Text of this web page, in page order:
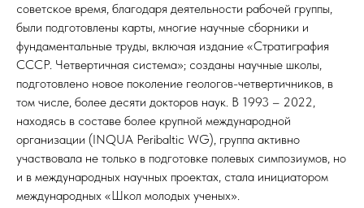
советское время, благодаря деятельности рабочей группы,
были подготовлены карты, многие научные сборники и
фундаментальные труды, включая издание «Стратиграфия
СССР. Четвертичная система»; созданы научные школы,
подготовлено новое поколение геологов-четвертичников, в
том числе, более десяти докторов наук. В 1993 – 2022,
находясь в составе более крупной международной
организации (INQUA Peribaltic WG), группа активно
участвовала не только в подготовке полевых симпозиумов, но
и в международных научных проектах, стала инициатором
международных «Школ молодых ученых».